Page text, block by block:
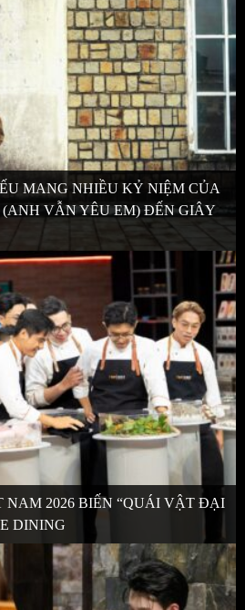
MANG NHIỀU KỶ NIỆM CỦA
VẪN YÊU EM) ĐẾN GIÂY
NAM 2026 BIẾN “QUÁI VẬT ĐẠI
DINING